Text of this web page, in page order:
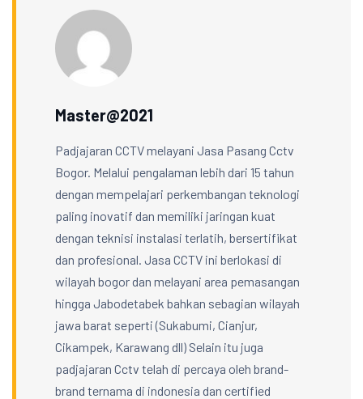
Master@2021
Padjajaran CCTV melayani Jasa Pasang Cctv
Bogor. Melalui pengalaman lebih dari 15 tahun
dengan mempelajari perkembangan teknologi
paling inovatif dan memiliki jaringan kuat
dengan teknisi instalasi terlatih, bersertifikat
dan profesional. Jasa CCTV ini berlokasi di
wilayah bogor dan melayani area pemasangan
hingga Jabodetabek bahkan sebagian wilayah
jawa barat seperti (Sukabumi, Cianjur,
Cikampek, Karawang dll) Selain itu juga
padjajaran Cctv telah di percaya oleh brand-
brand ternama di indonesia dan certified